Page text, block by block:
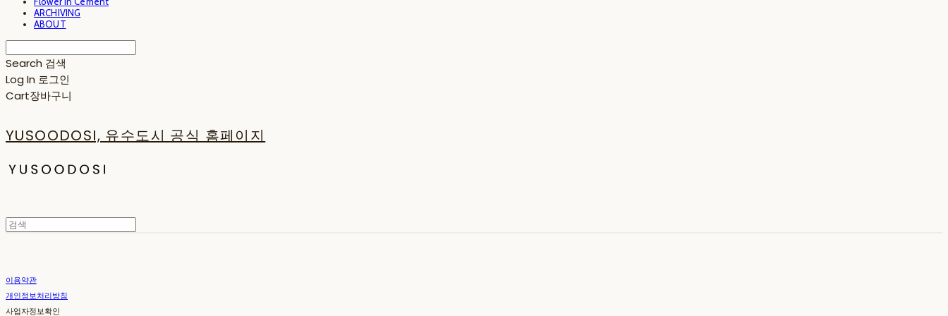
ARCHIVING
ABOUT
Search 검색
Log In 로그인
Cart장바구니
YUSOODOSI, 유수도시 공식 홈페이지
이용약관
개인정보처리방침
사업자정보확인